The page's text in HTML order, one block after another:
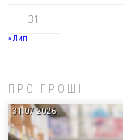
31
« Лип
ПРО ГРОШІ
31.07.2026